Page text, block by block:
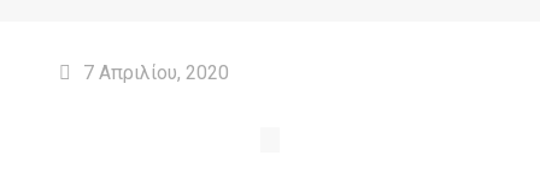
7 Απριλίου, 2020